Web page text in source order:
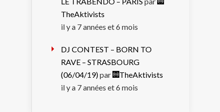
TheAktivists
il y a 7 années et 6 mois
DJ CONTEST – BORN TO
RAVE – STRASBOURG
(06/04/19)par
TheAktivists
il y a 7 années et 6 mois